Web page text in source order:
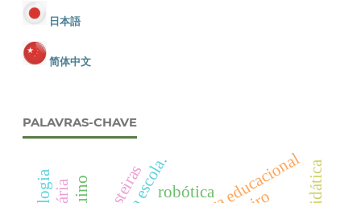
日本語
简体中文
PALAVRAS-CHAVE
robótica